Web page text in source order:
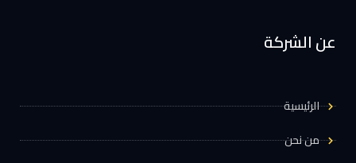
عن الشركة
الرئيسية
من نحن